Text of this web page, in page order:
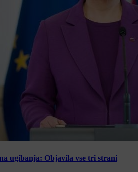
ugibanja: Objavila vse tri strani